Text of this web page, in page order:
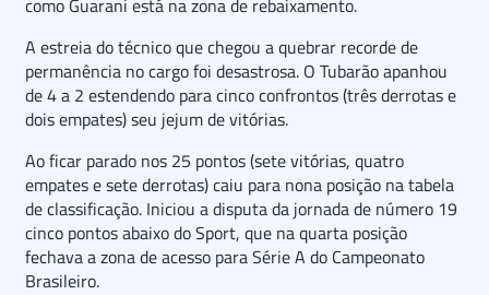
A estreia do técnico que chegou a quebrar recorde de
permanência no cargo foi desastrosa. O Tubarão apanhou
de 4 a 2 estendendo para cinco confrontos (três derrotas e
dois empates) seu jejum de vitórias.
Ao ficar parado nos 25 pontos (sete vitórias, quatro
empates e sete derrotas) caiu para nona posição na tabela
de classificação. Iniciou a disputa da jornada de número 19
cinco pontos abaixo do Sport, que na quarta posição
fechava a zona de acesso para Série A do Campeonato
Brasileiro.